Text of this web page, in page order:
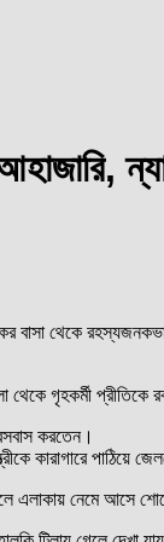
বাসা থেকে
থেকে গৃহকর্মী
করতেন।
পাঠিয়ে
এলাকায় নেমে আসে